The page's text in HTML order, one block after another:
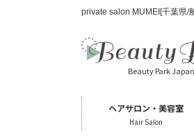
private salon MUMEI[千葉県/
Beauty Park Japan
ヘアサロン・美容室
Hair Salon